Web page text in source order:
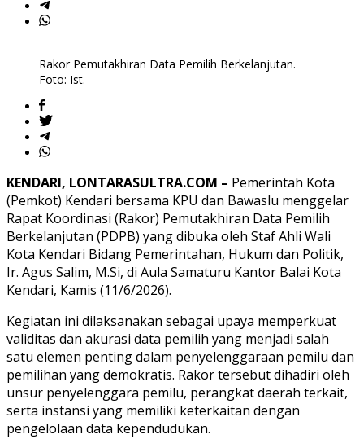
Rakor Pemutakhiran Data Pemilih Berkelanjutan.
Foto: Ist.
KENDARI, LONTARASULTRA.COM – Pemerintah Kota
(Pemkot) Kendari bersama KPU dan Bawaslu menggelar
Rapat Koordinasi (Rakor) Pemutakhiran Data Pemilih
Berkelanjutan (PDPB) yang dibuka oleh Staf Ahli Wali
Kota Kendari Bidang Pemerintahan, Hukum dan Politik,
Ir. Agus Salim, M.Si, di Aula Samaturu Kantor Balai Kota
Kendari, Kamis (11/6/2026).
Kegiatan ini dilaksanakan sebagai upaya memperkuat
validitas dan akurasi data pemilih yang menjadi salah
satu elemen penting dalam penyelenggaraan pemilu dan
pemilihan yang demokratis. Rakor tersebut dihadiri oleh
unsur penyelenggara pemilu, perangkat daerah terkait,
serta instansi yang memiliki keterkaitan dengan
pengelolaan data kependudukan.